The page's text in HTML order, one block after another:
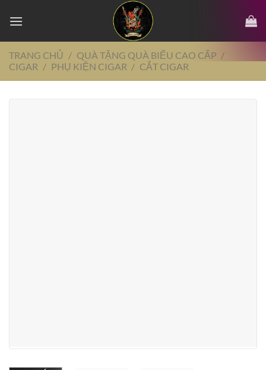
đến
dungTRANG CHỦ / QUÀ TẶNG QUÀ BIẾU CAO CẤP /
CIGAR / PHỤ KIỆN CIGAR / CẮT CIGAR